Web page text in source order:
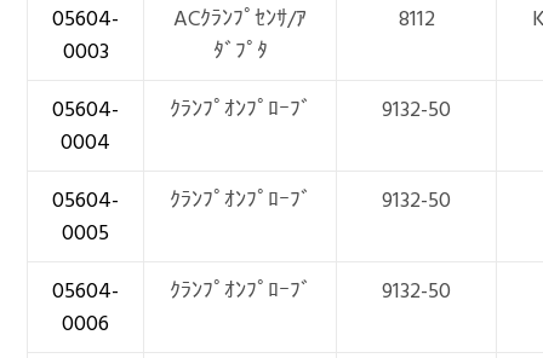
05604-
0003
ACｸﾗﾝﾌﾟｾﾝｻ/ｱ
ﾀﾞﾌﾟﾀ
8112
05604-
0004
ｸﾗﾝﾌﾟｵﾝﾌﾟﾛｰﾌﾞ 9132-50
05604-
0005
ｸﾗﾝﾌﾟｵﾝﾌﾟﾛｰﾌﾞ 9132-50
05604-
0006
ｸﾗﾝﾌﾟｵﾝﾌﾟﾛｰﾌﾞ 9132-50